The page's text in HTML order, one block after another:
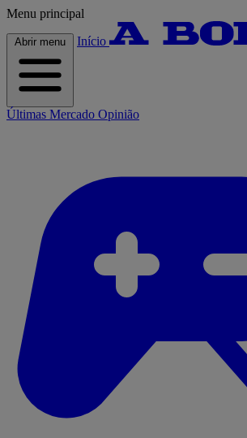
Menu principal
Abrir menu Início
Últimas Mercado Opinião